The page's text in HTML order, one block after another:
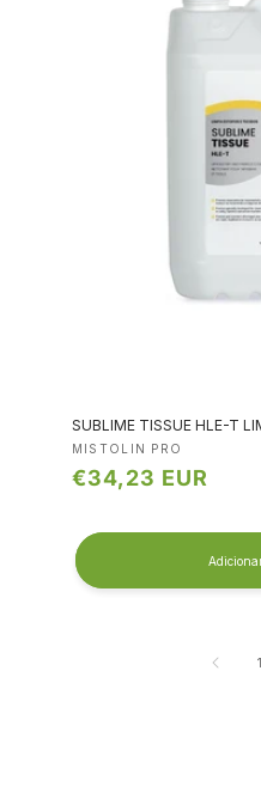
SUBLIME TISSUE HLE-T
Fornecedor:
MISTOLIN PRO
Preço
€34,23 EUR
1